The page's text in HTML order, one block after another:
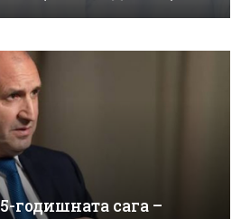
годишната сага –